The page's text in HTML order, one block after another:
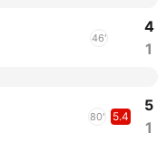
46'
4
1
80' 5.4
5
1